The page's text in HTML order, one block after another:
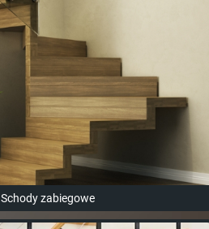
Schody zabiegowe